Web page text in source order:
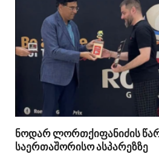
ნოდარ ლორთქიფანიძის
საერთაშორისო ასპარეზზე